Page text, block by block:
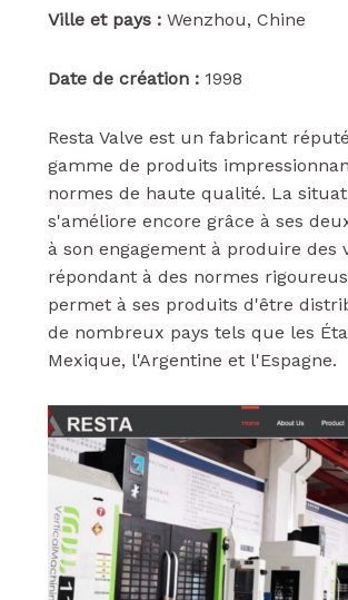
Ville et pays :Wenzhou, Chine
Date de création :1998
Resta Valve est un fabricant
gamme de produits
normes de haute qualité. La
s'améliore encore grâce à ses
à son engagement à produire des
répondant à des normes
permet à ses produits d'être
de nombreux pays tels que les
Mexique, l'Argentine et l'Espagne.